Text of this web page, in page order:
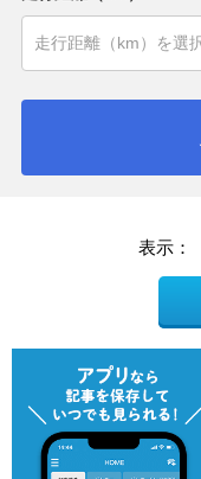
表示：